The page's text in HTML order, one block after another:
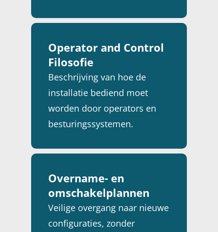
Operator and Control
Filosofie
Beschrijving van hoe de
installatie bediend moet
worden door operators en
besturingssystemen.
Overname- en
omschakelplannen
Veilige overgang naar nieuwe
configuraties, zonder